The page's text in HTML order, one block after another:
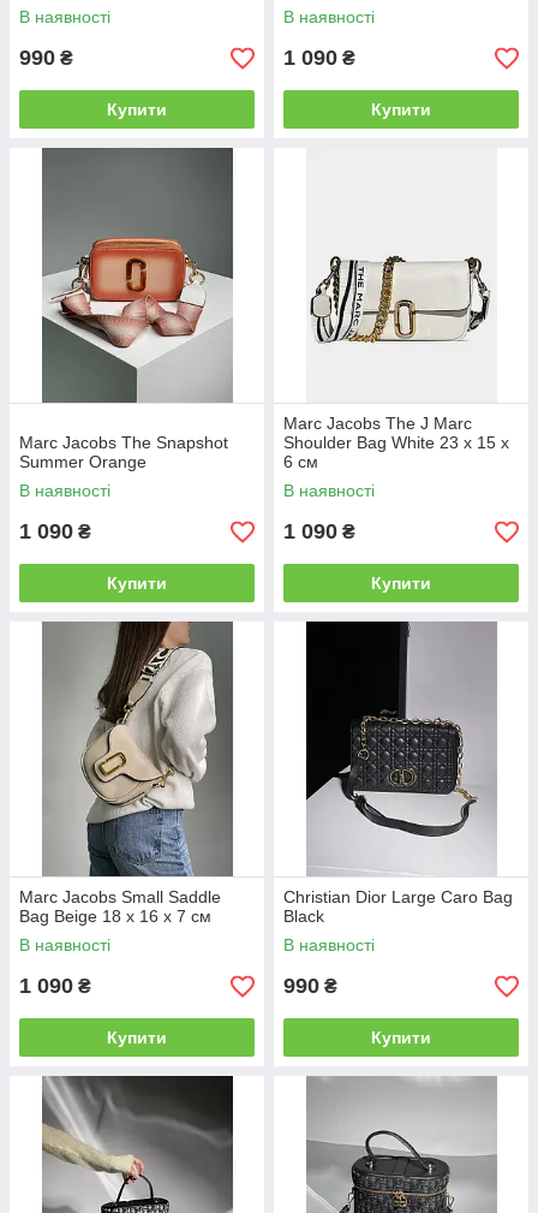
В наявності
990 ₴
Купити
В наявності
1 090 ₴
Купити
Marc Jacobs The Snapshot
Summer Orange
В наявності
1 090 ₴
Купити
Marc Jacobs The J Marc
Shoulder Bag White 23 х 15 х
6 см
В наявності
1 090 ₴
Купити
Marc Jacobs Small Saddle
Bag Beige 18 х 16 х 7 см
В наявності
1 090 ₴
Купити
Christian Dior Large Caro Bag
Black
В наявності
990 ₴
Купити